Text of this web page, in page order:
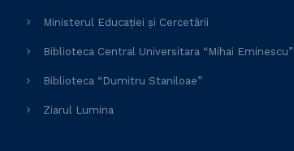
Ministerul Educației și Cercetării
Biblioteca Central Universitara “Mihai Eminescu”
Biblioteca “Dumitru Staniloae”
Ziarul Lumina